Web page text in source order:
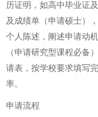
历证明，如高中毕业证
及成绩单（申请硕士）
个人陈述，阐述申请动
（申请研究型课程必备
请表，按学校要求填写
率。
申请流程